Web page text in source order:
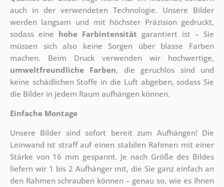
auch in der verwendeten Technologie. Unsere Bilder
werden langsam und mit höchster Präzision gedruckt,
sodass eine hohe Farbintensität garantiert ist – Sie
müssen sich also keine Sorgen über blasse Farben
machen. Beim Druck verwenden wir hochwertige,
umweltfreundliche Farben, die geruchlos sind und
keine schädlichen Stoffe in die Luft abgeben, sodass Sie
die Bilder in jedem Raum aufhängen können.
Einfache Montage
Unsere Bilder sind sofort bereit zum Aufhängen! Die
Leinwand ist straff auf einen stabilen Rahmen mit einer
Stärke von 16 mm gespannt. Je nach Größe des Bildes
liefern wir 1 bis 2 Aufhänger mit, die Sie ganz einfach an
den Rahmen schrauben können – genau so, wie es Ihnen